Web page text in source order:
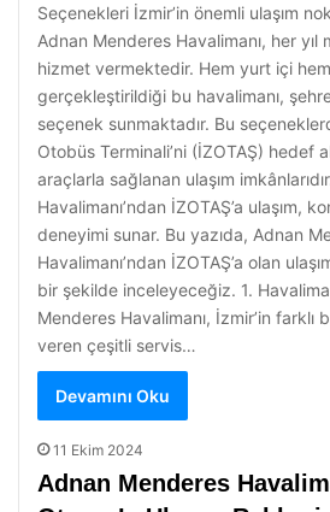
Seçenekleri İzmir’in önemli ulaşım
Adnan Menderes Havalimanı, her
hizmet vermektedir. Hem yurt içi hem
gerçekleştirildiği bu havalimanı,
seçenek sunmaktadır. Bu
Otobüs Terminali’ni (İZOTAŞ) hedef
araçlarla sağlanan ulaşım
Havalimanı’ndan İZOTAŞ’a ulaşım,
deneyimi sunar. Bu yazıda, Adnan
Havalimanı’ndan İZOTAŞ’a olan
bir şekilde inceleyeceğiz. 1.
Menderes Havalimanı, İzmir’in farklı
veren çeşitli servis…
Devamını Oku
11 Ekim 2024
Adnan Menderes